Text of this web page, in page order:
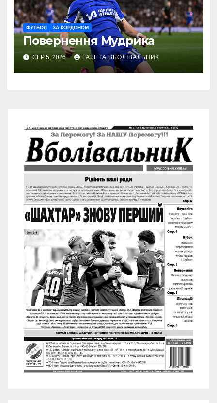
ФУТБОЛ ЗА КОРДОНОМ
Повернення Мудрика
СЕР 5, 2026 ГАЗЕТА ВБОЛІВАЛЬНИК